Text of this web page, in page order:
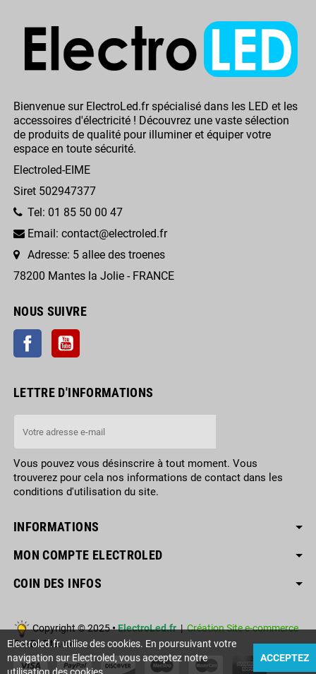
Bienvenue sur ElectroLed.fr spécialisé dans les LED et les
accessoires d'électricité ! Découvrez une vaste sélection
de produits de qualité pour illuminer et équiper votre
espace en toute sécurité.
Electroled-EIME
Siret 502947377
Tel: 01 85 50 00 47
Email: contact@electroled.fr
Adresse: 5 allee des troenes
78200 Mantes la Jolie - FRANCE
NOUS SUIVRE
FacebookYouTube
LETTRE D'INFORMATIONS
Vous pouvez vous désinscrire à tout moment. Vous
trouverez pour cela nos informations de contact dans les
conditions d'utilisation du site.
INFORMATIONS
MON COMPTE ELECTROLED
COIN DES INFOS
Copyright © 2025•ElectroLed.fr|Création Site e-commerce
RueDuSite.com
Electroled.fr utilise des cookies. En poursuivant votre
navigation sur Electroled, vous acceptez notre
ACCEPTEZ